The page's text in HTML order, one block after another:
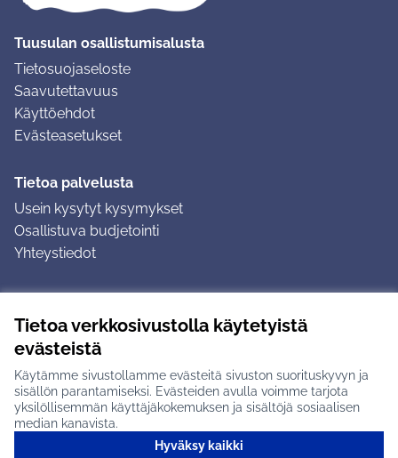
Tietoa verkkosivustolla käytetyistä
evästeistä
Käytämme sivustollamme evästeitä sivuston suorituskyvyn ja
sisällön parantamiseksi. Evästeiden avulla voimme tarjota
yksilöllisemmän käyttäjäkokemuksen ja sisältöjä sosiaalisen
median kanavista.
Hyväksy kaikki
Tuusulan osallistumisalusta
Tietosuojaseloste
Saavutettavuus
Käyttöehdot
Evästeasetukset
Tietoa palvelusta
Usein kysytyt kysymykset
Osallistuva budjetointi
Yhteystiedot
Ohjeet kirjautumiseen
Ohjeet kommentin jättämiseen